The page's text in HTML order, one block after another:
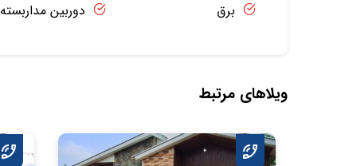
برق
دوربین مداربسته
ویلاهای مرتبط